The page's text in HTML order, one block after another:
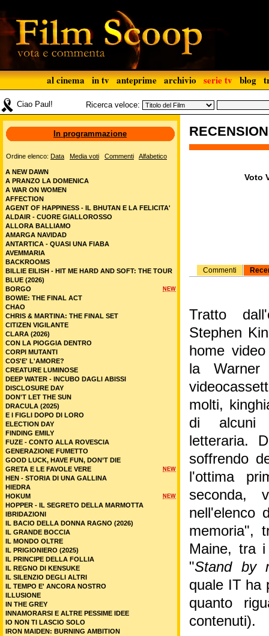
al cinema in tv anteprime archivio serie tv blog
Ciao Paul! Ricerca veloce:
Voto
Commenti
Tratto
Stephen
home
la
molti,
di alcuni
letteraria.
soffrendo
l'ottima
seconda,
nell'elenco
memoria",
Maine, tra
"Stand by
quale IT ha
quanto
contenuti).
In programmazione
Ordine elenco: Data Media voti Commenti Alfabetico
A NEW DAWN
A PRANZO LA DOMENICA
A WAR ON WOMEN
AFFECTION
AGENT OF HAPPINESS - IL BHUTAN E LA FELICITA'
ALDAIR - CUORE GIALLOROSSO
ALLORA BALLIAMO
AMARGA NAVIDAD
ANTARTICA - QUASI UNA FIABA
AVEMMARIA
BACKROOMS
BILLIE EILISH - HIT ME HARD AND SOFT: THE TOUR
BLUE (2026)
NEW
BORGO
BOWIE: THE FINAL ACT
CHAO
CHRIS & MARTINA: THE FINAL SET
CITIZEN VIGILANTE
CLARA (2026)
CON LA PIOGGIA DENTRO
CORPI MUTANTI
COS'E' L'AMORE?
CREATURE LUMINOSE
DEEP WATER - INCUBO DAGLI ABISSI
DISCLOSURE DAY
DON'T LET THE SUN
DRACULA (2025)
E I FIGLI DOPO DI LORO
ELECTION DAY
FINDING EMILY
FUZE - CONTO ALLA ROVESCIA
GENERAZIONE FUMETTO
GOOD LUCK, HAVE FUN, DON’T DIE
NEW
GRETA E LE FAVOLE VERE
HEN - STORIA DI UNA GALLINA
HIEDRA
NEW
HOKUM
HOPPER - IL SEGRETO DELLA MARMOTTA
IBRIDAZIONI
IL BACIO DELLA DONNA RAGNO (2026)
IL GRANDE BOCCIA
IL MONDO OLTRE
IL PRIGIONIERO (2025)
IL PRINCIPE DELLA FOLLIA
IL REGNO DI KENSUKE
IL SILENZIO DEGLI ALTRI
IL TEMPO E' ANCORA NOSTRO
ILLUSIONE
IN THE GREY
INNAMORARSI E ALTRE PESSIME IDEE
IO NON TI LASCIO SOLO
IRON MAIDEN: BURNING AMBITION